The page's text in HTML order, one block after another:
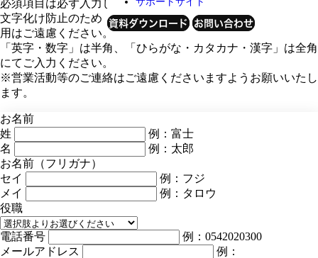
資料ダウンロード お問い合わせ
必須項目は必ず入力してください。
文字化け防止のため「半角カタカナ」「特殊記号・外字」の使
用はご遠慮ください。
「英字・数字」は半角、「ひらがな・カタカナ・漢字」は全角
にてご入力ください。
※営業活動等のご連絡はご遠慮くださいますようお願いいたし
ます。
お名前
姓
例：富士
名
例：太郎
お名前（フリガナ）
セイ
例：フジ
メイ
例：タロウ
役職
電話番号
例：0542020300
メールアドレス
例：